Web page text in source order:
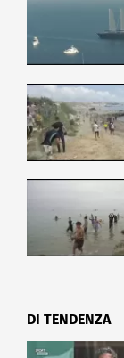
DI TENDENZA